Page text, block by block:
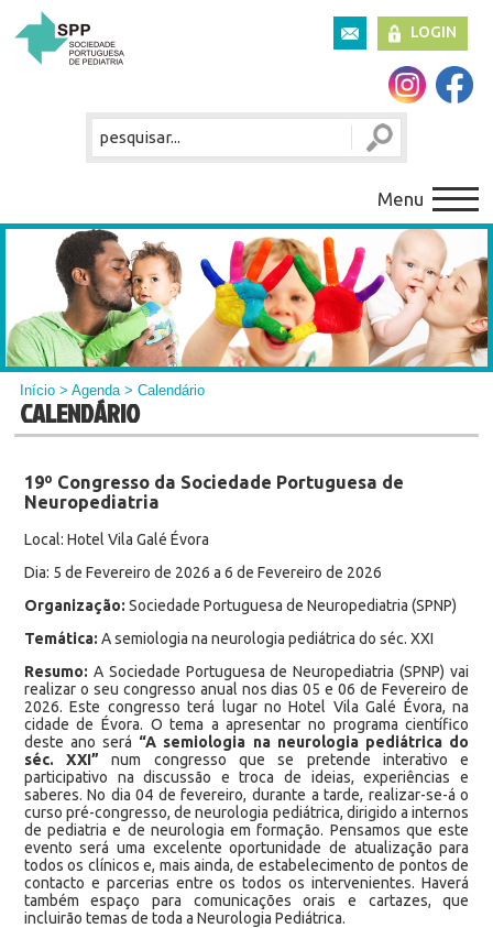
LOGIN
Menu
Início >Agenda> Calendário
CALENDÁRIO
19º Congresso da Sociedade Portuguesa de
Neuropediatria
Local: Hotel Vila Galé Évora
Dia: 5 de Fevereiro de 2026 a 6 de Fevereiro de 2026
Organização: Sociedade Portuguesa de Neuropediatria (SPNP)
Temática: A semiologia na neurologia pediátrica do séc. XXI
Resumo: A Sociedade Portuguesa de Neuropediatria (SPNP) vai
realizar o seu congresso anual nos dias 05 e 06 de Fevereiro de
2026. Este congresso terá lugar no Hotel Vila Galé Évora, na
cidade de Évora. O tema a apresentar no programa científico
deste ano será “A semiologia na neurologia pediátrica do
séc. XXI” num congresso que se pretende interativo e
participativo na discussão e troca de ideias, experiências e
saberes. No dia 04 de fevereiro, durante a tarde, realizar-se-á o
curso pré-congresso, de neurologia pediátrica, dirigido a internos
de pediatria e de neurologia em formação. Pensamos que este
evento será uma excelente oportunidade de atualização para
todos os clínicos e, mais ainda, de estabelecimento de pontos de
contacto e parcerias entre os todos os intervenientes. Haverá
também espaço para comunicações orais e cartazes, que
incluirão temas de toda a Neurologia Pediátrica.